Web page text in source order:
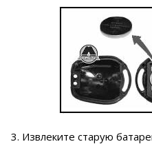
3. Извлеките старую